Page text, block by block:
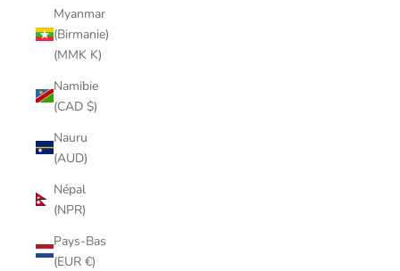
Myanmar
(Birmanie)
(MMK K)
Namibie
(CAD $)
Nauru
(AUD)
Népal
(NPR)
Pays-Bas
(EUR €)